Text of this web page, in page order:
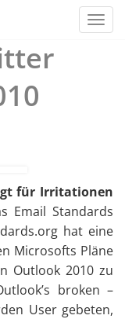
für Irritationen
Email Standards
hat eine
Microsofts Pläne
Outlook 2010 zu
broken –
User gebeten,